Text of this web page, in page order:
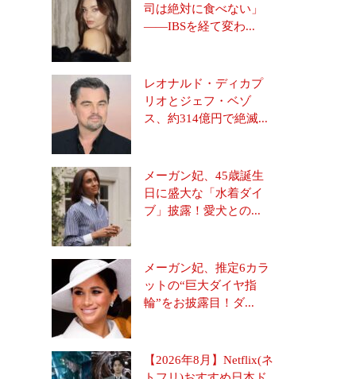
司は絶対に食べない」
――IBSを経て変わ...
レオナルド・ディカプ
リオとジェフ・ベゾ
ス、約314億円で絶滅...
メーガン妃、45歳誕生
日に盛大な「水着ダイ
ブ」披露！愛犬との...
メーガン妃、推定6カラ
ットの“巨大ダイヤ指
輪”をお披露目！ダ...
【2026年8月】Netflix(ネ